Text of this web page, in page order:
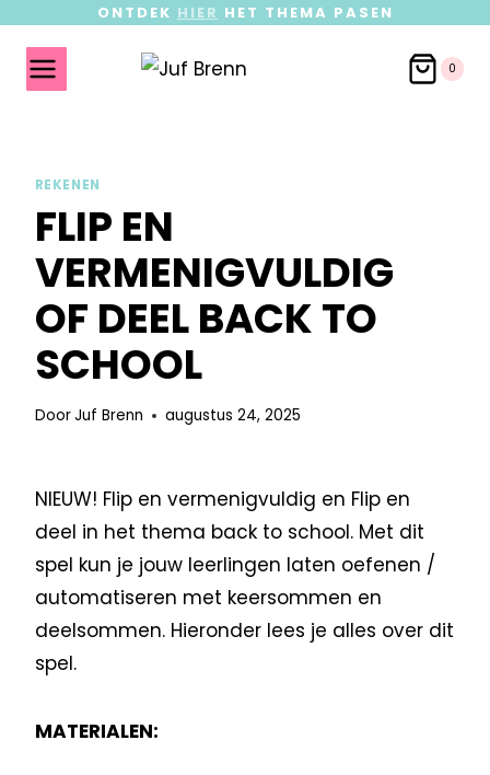
ONTDEK HIER HET THEMA PASEN
0
REKENEN
FLIP EN
VERMENIGVULDIG
OF DEEL BACK TO
SCHOOL
DoorJuf Brenn augustus 24, 2025
NIEUW! Flip en vermenigvuldig en Flip en
deel in het thema back to school. Met dit
spel kun je jouw leerlingen laten oefenen /
automatiseren met keersommen en
deelsommen. Hieronder lees je alles over dit
spel.
MATERIALEN: